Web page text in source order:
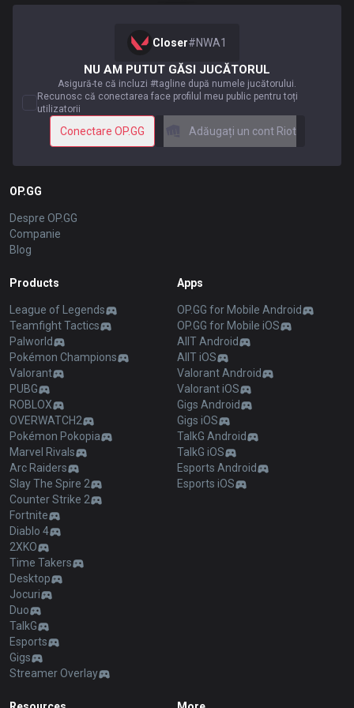
Closer#NWA1
NU AM PUTUT GĂSI JUCĂTORUL
Asigură-te că incluzi #tagline după numele jucătorului.
Recunosc că conectarea face profilul meu public pentru toți
utilizatorii
Conectare OP.GG Adăugați un cont Riot
OP.GG
Despre OP.GG
Companie
Blog
Products
League of Legends
Teamfight Tactics
Palworld
Pokémon Champions
Valorant
PUBG
ROBLOX
OVERWATCH2
Pokémon Pokopia
Marvel Rivals
Arc Raiders
Slay The Spire 2
Counter Strike 2
Fortnite
Diablo 4
2XKO
Time Takers
Desktop
Jocuri
Duo
TalkG
Esports
Gigs
Streamer Overlay
Apps
OP.GG for Mobile Android
OP.GG for Mobile iOS
AllT Android
AllT iOS
Valorant Android
Valorant iOS
Gigs Android
Gigs iOS
TalkG Android
TalkG iOS
Esports Android
Esports iOS